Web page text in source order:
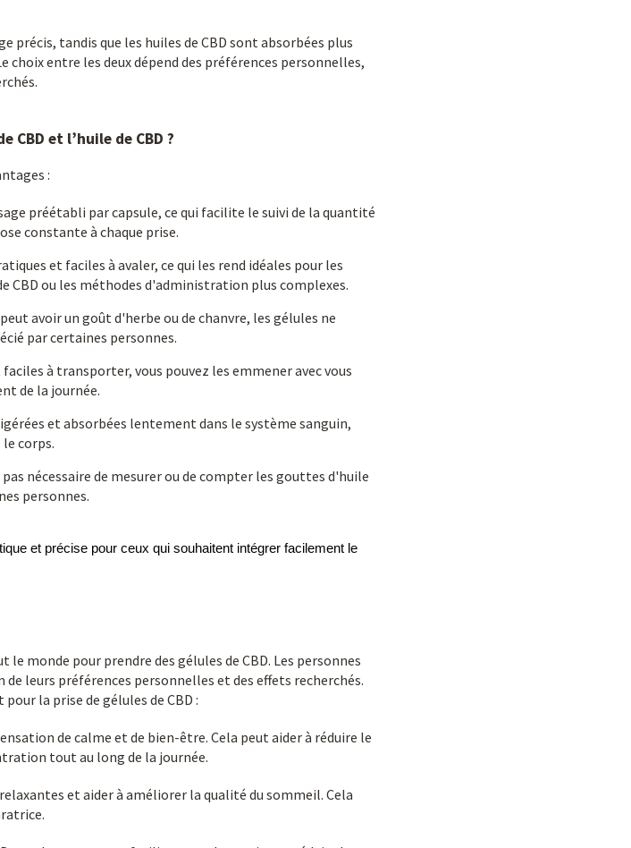
précis, tandis que les huiles de CBD sont absorbées plus
entre les deux dépend des préférences personnelles,
et l’huile de CBD ?
:
préétabli par capsule, ce qui facilite le suivi de la quantité
constante à chaque prise.
et faciles à avaler, ce qui les rend idéales pour les
CBD ou les méthodes d'administration plus complexes.
avoir un goût d'herbe ou de chanvre, les gélules ne
par certaines personnes.
à transporter, vous pouvez les emmener avec vous
de la journée.
et absorbées lentement dans le système sanguin,
corps.
nécessaire de mesurer ou de compter les gouttes d'huile
personnes.
et précise pour ceux qui souhaitent intégrer facilement le
monde pour prendre des gélules de CBD. Les personnes
leurs préférences personnelles et des effets recherchés.
la prise de gélules de CBD :
de calme et de bien-être. Cela peut aider à réduire le
tout au long de la journée.
et aider à améliorer la qualité du sommeil. Cela